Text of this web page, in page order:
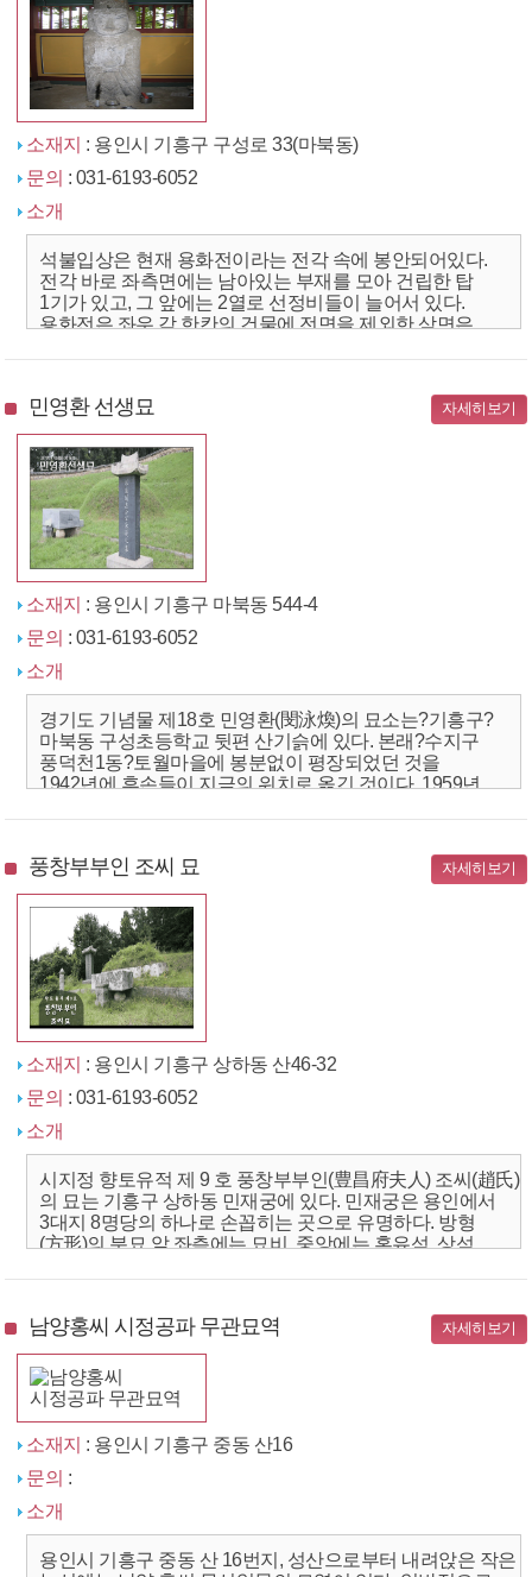
소재지 : 용인시 기흥구 구성로 33(마북동)
문의 : 031-6193-6052
소개
석불입상은 현재 용화전이라는 전각 속에 봉안되어있다.
전각 바로 좌측면에는 남아있는 부재를 모아 건립한 탑
1기가 있고, 그 앞에는 2열로 선정비들이 늘어서 있다.
용화전은 좌우 각 한칸의 건물에 전면을 제외한 삼면은
있다. 이곳은...
민영환 선생묘
소재지 : 용인시 기흥구 마북동 544-4
문의 : 031-6193-6052
소개
경기도 기념물 제18호 민영환(閔泳煥)의 묘소는?기흥구?
마북동 구성초등학교 뒷편 산기슭에 있다. 본래?수지구
풍덕천1동?토월마을에 봉분없이 평장되었던 것을
1942년에 후손들이 지금의 위치로 옮긴 것이다. 1959년
(李承晩) 대통령의...
자세히보기
풍창부부인 조씨 묘
소재지 : 용인시 기흥구 상하동 산46-32
문의 : 031-6193-6052
소개
시지정 향토유적 제 9 호 풍창부부인(豊昌府夫人) 조씨(趙氏)
의 묘는 기흥구 상하동 민재궁에 있다. 민재궁은 용인에서
3대지 8명당의 하나로 손꼽히는 곳으로 유명하다. 방형
(方形)의 분묘 앞 좌측에는 묘비, 중앙에는 혼유석, 상석,
자세히보기
남양홍씨 시정공파 무관묘역
소재지 : 용인시 기흥구 중동 산16
문의 :
소개
용인시 기흥구 중동 산 16번지, 성산으로부터 내려앉은 작은
자세히보기